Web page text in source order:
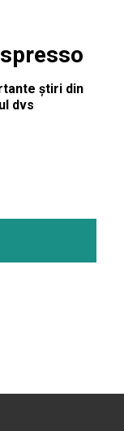
știri din
dvs